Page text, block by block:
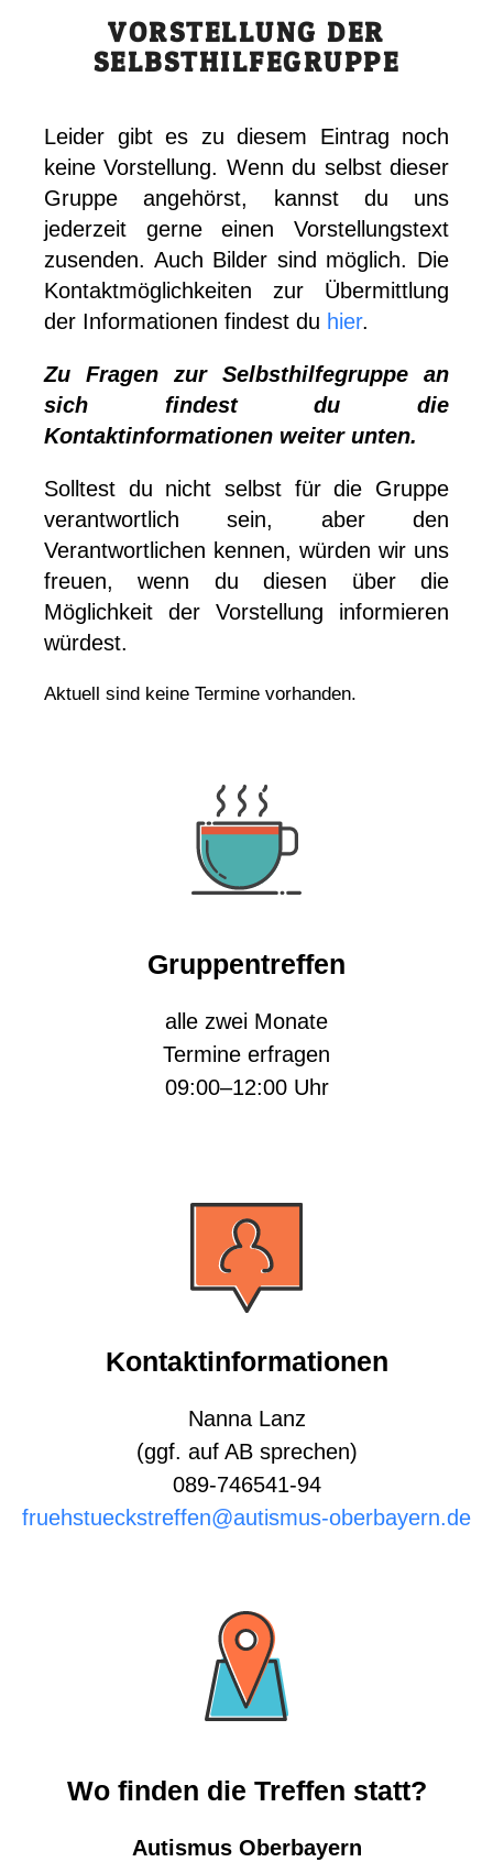
VORSTELLUNG DER
SELBSTHILFEGRUPPE
Leider gibt es zu diesem Eintrag noch
keine Vorstellung. Wenn du selbst dieser
Gruppe angehörst, kannst du uns
jederzeit gerne einen Vorstellungstext
zusenden. Auch Bilder sind möglich. Die
Kontaktmöglichkeiten zur Übermittlung
der Informationen findest du hier.
Zu Fragen zur Selbsthilfegruppe an
sich findest du die
Kontaktinformationen weiter unten.
Solltest du nicht selbst für die Gruppe
verantwortlich sein, aber den
Verantwortlichen kennen, würden wir uns
freuen, wenn du diesen über die
Möglichkeit der Vorstellung informieren
würdest.
Aktuell sind keine Termine vorhanden.
Gruppentreffen
alle zwei Monate
Termine erfragen
09:00–12:00 Uhr
Kontaktinformationen
Nanna Lanz
(ggf. auf AB sprechen)
089-746541-94
fruehstueckstreffen@autismus-oberbayern.de
Wo finden die Treffen statt?
Autismus Oberbayern